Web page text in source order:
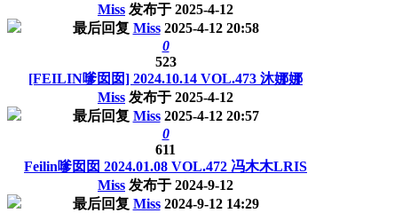
Miss 发布于 2025-4-12
最后回复 Miss 2025-4-12 20:58
0
523
[FEILIN嗲囡囡] 2024.10.14 VOL.473 沐娜娜
Miss 发布于 2025-4-12
最后回复 Miss 2025-4-12 20:57
0
611
Feilin嗲囡囡 2024.01.08 VOL.472 冯木木LRIS
Miss 发布于 2024-9-12
最后回复 Miss 2024-9-12 14:29